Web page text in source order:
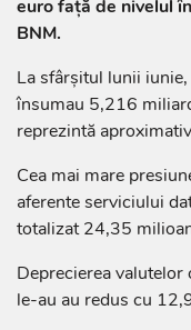
euro față de nivelul
BNM.
La sfârșitul lunii
însumau 5,216
reprezintă
Cea mai mare
aferente serviciului
totalizat 24,35
Deprecierea
le-au au redus cu